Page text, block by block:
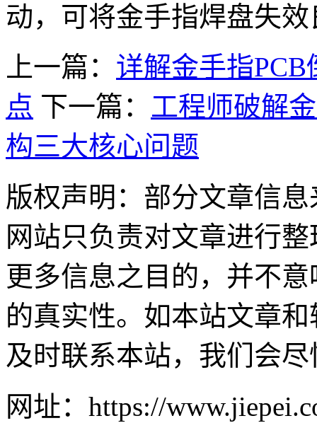
动，可将金手指焊盘失
上一篇： 详解金手指
点 下一篇： 工程师破解
构三大核心问题
版权声明：部分文章信
网站只负责对文章进行
更多信息之目的，并不
的真实性。如本站文章
及时联系本站，我们会
网址：https://